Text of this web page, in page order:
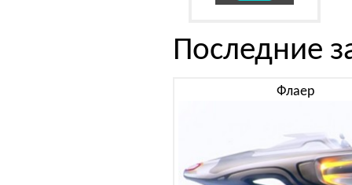
Последние
Флаер